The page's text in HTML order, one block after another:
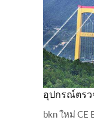
อุปกรณ์ตรว
bkn ใหม่